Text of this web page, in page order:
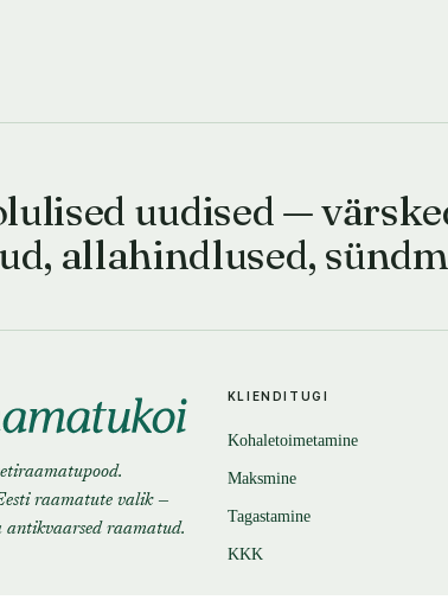
uudised —
allahindlused,
raamatute valik —
antikvaarsed raamatud.
KLIENDITUGI
Kohaletoimetamine
Maksmine
Tagastamine
KKK